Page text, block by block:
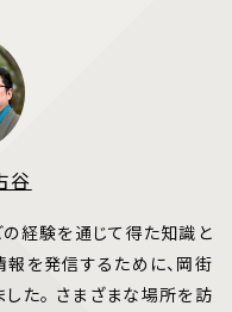
谷
経験を通じて得た知識と
を発信するために、岡街
た。 さまざまな場所を訪